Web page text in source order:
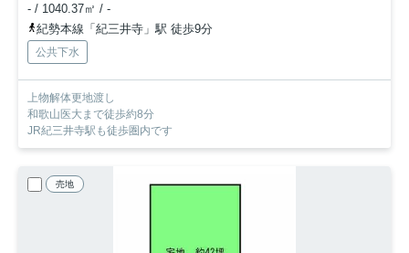
- / 1040.37㎡ / -
紀勢本線「紀三井寺」駅 徒歩9分
公共下水
上物解体更地渡し
和歌山医大まで徒歩約8分
JR紀三井寺駅も徒歩圏内です
売地